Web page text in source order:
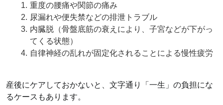
重度の腰痛や関節の痛み
尿漏れや便失禁などの排泄トラブル
内臓脱（骨盤底筋の衰えにより、子宮などが下がっ
てくる状態）
自律神経の乱れが固定化されることによる慢性疲労
産後にケアしておかないと、文字通り「一生」の負担にな
るケースもあります。